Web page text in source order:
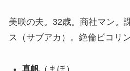
美咲の夫。32歳。商社マン。
ス（サブアカ）。絶倫ピコリ
真帆（まほ）